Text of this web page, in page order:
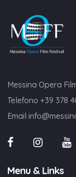
Messina Opera
Telefono +39 378
Email
Menu & Links